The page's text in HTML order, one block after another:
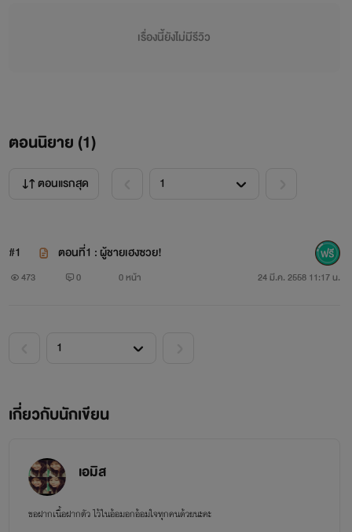
ซากิ : ทำไมไม่รับโทรศัพท์เขาเลย โทรไปก็มีแต่ปิดเครื่อง เป็น
ซากิ : ช่วงนี้มีปัญหาอะไรหรือเปล่า บอกซากิได้นะ
โยชิ : ไม่ได้เป็นอะไร
โยชิ : อืมมมม......ซากิ
ซากิ : มีอะไรบอกได้นะ พร้อมรับฟังได้เสมอ (ในใจรู้สึกหวิวๆ
นิดๆ)
โยชิ : เขามีคนอื่นอ่ะ
ซากิ : อืม คิดไว้แล้วล่ะ (ในใจตอนนี้ทำอะไรไม่ถูก มันชาไปหมด
เรื่องนี้ยังไม่มีรีวิว
ตอนนิยาย (1)
ตอนแรกสุด
#1 ตอนที่1 : ผู้ชายเฮงซวย!
473 0 0 หน้า 24 มี.ค. 2558 11:17 น.
เกี่ยวกับนักเขียน
เอมิส
ขอฝากเนื้อฝากตัว ไว้ในอ้อมอกอ้อมใจทุกคนด้วยนะคะ